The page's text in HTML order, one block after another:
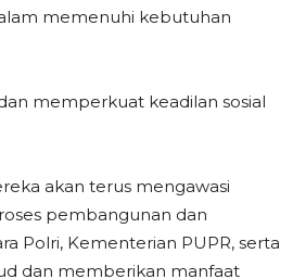
memenuhi kebutuhan
memperkuat keadilan sosial
akan terus mengawasi
pembangunan dan
Polri, Kementerian PUPR, serta
dan memberikan manfaat